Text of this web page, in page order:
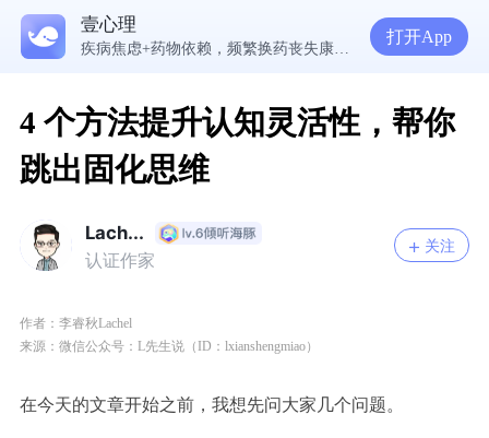
壹心理
打开App
4 个方法提升认知灵活性，帮你
跳出固化思维
Lach...
认证作家
关注
作者：李睿秋Lachel
来源：微信公众号：L先生说（ID：lxianshengmiao）
在今天的文章开始之前，我想先问大家几个问题。